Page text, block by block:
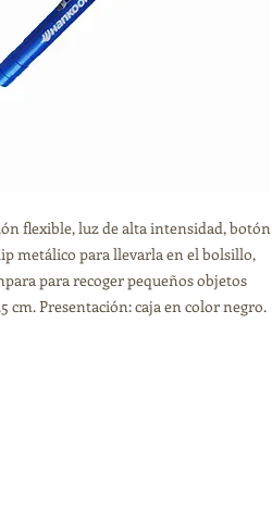
flexible, luz de alta intensidad, botón
metálico para llevarla en el bolsillo,
para recoger pequeños objetos
cm. Presentación: caja en color negro.